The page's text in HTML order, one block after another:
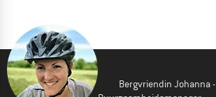
Bergvriendin Johanna -